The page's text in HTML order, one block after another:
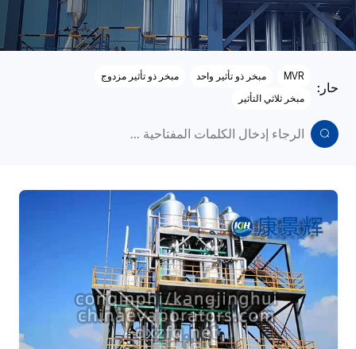
حار:
MVR مبخر ذو تأثير واحد
مبخر ذو تأثير مزدوج
مبخر ثلاثي التأثير